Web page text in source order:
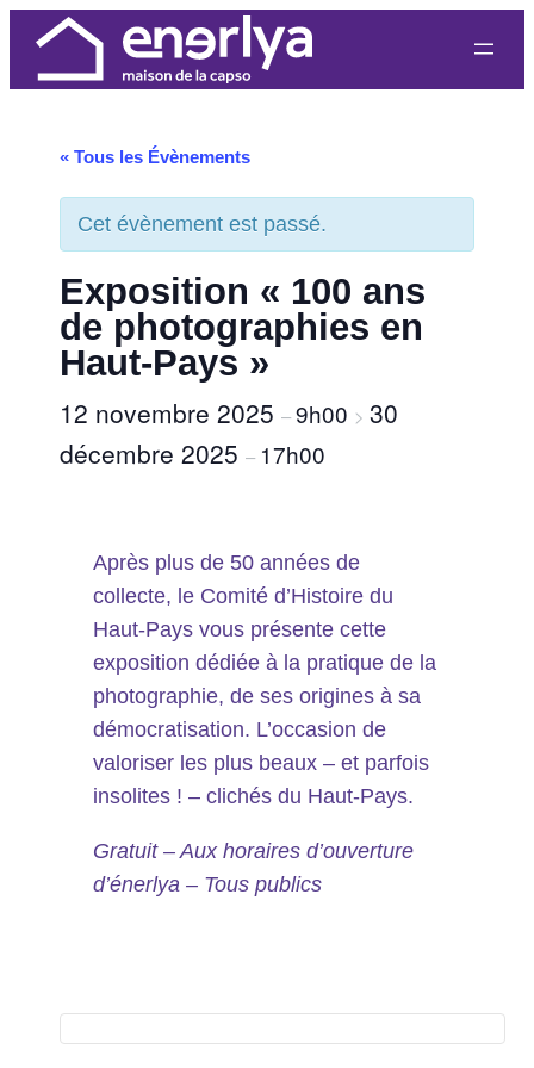
« Tous les Évènements
Cet évènement est passé.
Exposition « 100 ans
de photographies en
Haut-Pays »
12 novembre 2025–9h00 >30
décembre 2025– 17h00
Après plus de 50 années de
collecte, le Comité d’Histoire du
Haut-Pays vous présente cette
exposition dédiée à la pratique de la
photographie, de ses origines à sa
démocratisation. L’occasion de
valoriser les plus beaux – et parfois
insolites ! – clichés du Haut-Pays.
Gratuit – Aux horaires d’ouverture
d’énerlya – Tous publics